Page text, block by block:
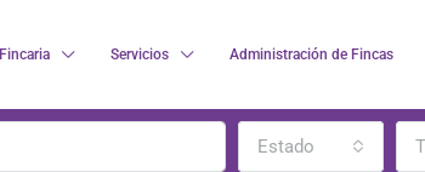
Fincaria Servicios Administración de Fincas
Estado